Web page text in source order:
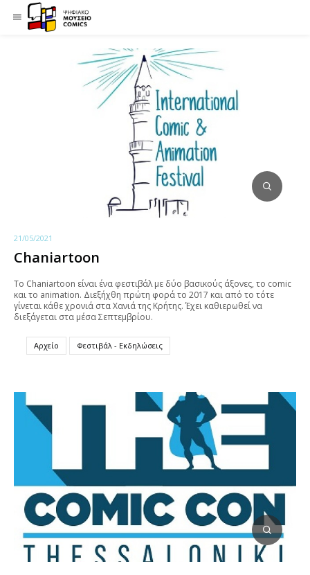
21/05/2021
Chaniartoon
To Chaniartoon είναι ένα φεστιβάλ με δύο βασικούς άξονες, το comic
και το animation. Διεξήχθη πρώτη φορά το 2017 και από το τότε
γίνεται κάθε χρονιά στα Χανιά της Κρήτης. Έχει καθιερωθεί να
διεξάγεται στα μέσα Σεπτεμβρίου.
Αρχείο Φεστιβάλ - Εκδηλώσεις